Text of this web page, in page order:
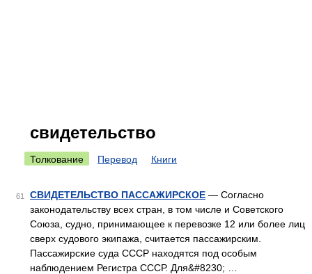
свидетельство
Толкование Перевод Книги
61 СВИДЕТЕЛЬСТВО ПАССАЖИРСКОЕ — Согласно
законодательству всех стран, в том числе и Советского
Союза, судно, принимающее к перевозке 12 или более лиц
сверх судового экипажа, считается пассажирским.
Пассажирские суда СССР находятся под особым
наблюдением Регистра СССР. Для&#8230; …